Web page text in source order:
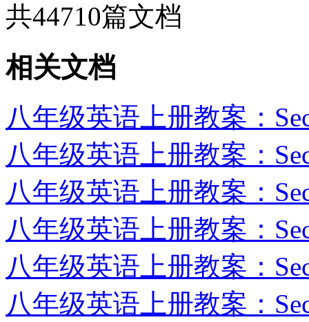
共44710篇文档
相关文档
八年级英语上册教案：
八年级英语上册教案：
八年级英语上册教案：
八年级英语上册教案：
八年级英语上册教案：
八年级英语上册教案：